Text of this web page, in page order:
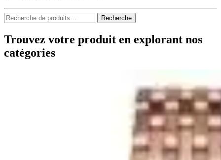
Recherche
pour :
Recherche
Trouvez votre produit en explorant nos
catégories